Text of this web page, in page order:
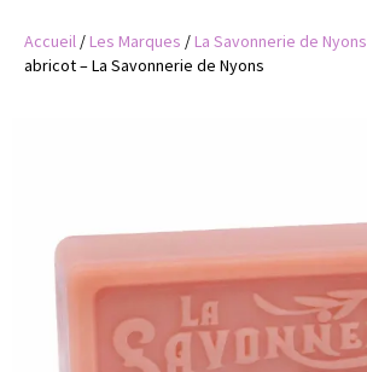
Accueil /Les Marques /La Savonnerie de Nyons
abricot – La Savonnerie de Nyons